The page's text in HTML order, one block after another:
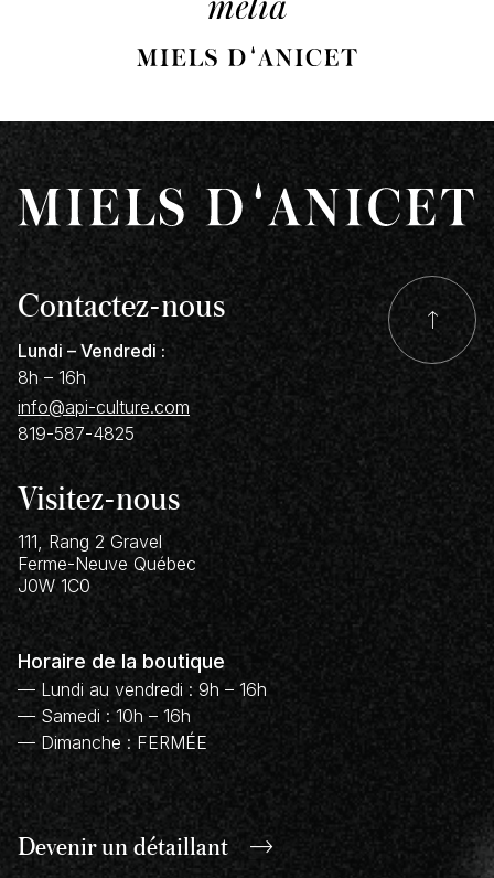
Ferme apicole Desrochers D
Les Minettes
Maison Théier
Miels Raphaël
Oneka
Sel Saint-Laurent
Surette Condiments
Terre du 9
Contactez-nous
Lundi – Vendredi :
8h – 16h
info@api-culture.com
819-587-4825
Visitez-nous
111, Rang 2 Gravel
Ferme-Neuve Québec
J0W 1C0
Horaire de la boutique
— Lundi au vendredi : 9h – 16h
— Samedi : 10h – 16h
— Dimanche : FERMÉE
Devenir undétaillant